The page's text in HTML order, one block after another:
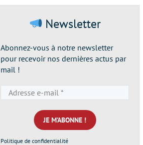
Newsletter
Abonnez-vous à notre newsletter
pour recevoir nos dernières actus par
mail !
e-
mail
*
Politique de confidentialité